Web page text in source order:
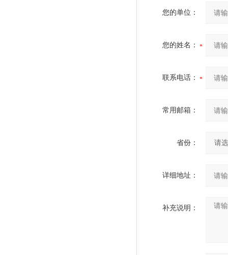
您的单位：
您的姓名：
联系电话：
常用邮箱：
省份：
详细地址：
补充说明：